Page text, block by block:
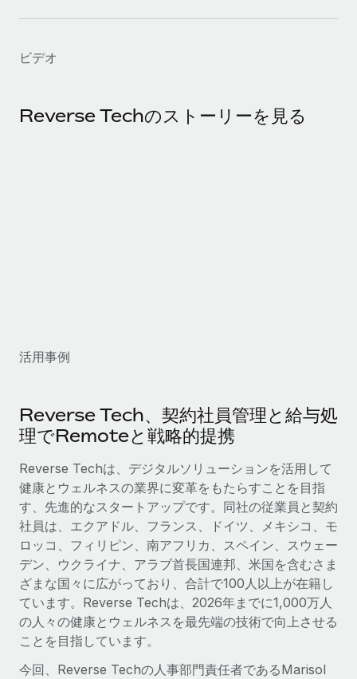
ITデバイスを世界規模で提供・管理
Reverse...
詳細を見る
AIのパイオニアであるWeaviateは、Remoteを使
い、どのようにしてワークフォースを120%に増やした
グローバル給与処理
EORおよびPEO
税務
スしました。...
給与詐欺：種類、事例、ビジネスを守る方法
給与, 賃金は詐欺の特に魅力的な標的です。多額の資金がシステ
ム間で頻繁に移動しているためです。このため、自社のビジネス
を保護することは極めて重要です。...
詳細を見る
ビデオ
Reverse Techのストーリーを見る
活用事例
Reverse Tech、契約社員管理と給与処
理でRemoteと戦略的提携
Reverse Techは、デジタルソリューションを活用して
健康とウェルネスの業界に変革をもたらすことを目指
す、先進的なスタートアップです。同社の従業員と契約
社員は、エクアドル、フランス、ドイツ、メキシコ、モ
ロッコ、フィリピン、南アフリカ、スペイン、スウェー
デン、ウクライナ、アラブ首長国連邦、米国を含むさま
ざまな国々に広がっており、合計で100人以上が在籍し
ています。Reverse Techは、2026年までに1,000万人
の人々の健康とウェルネスを最先端の技術で向上させる
ことを目指しています。
今回、Reverse Techの人事部門責任者であるMarisol